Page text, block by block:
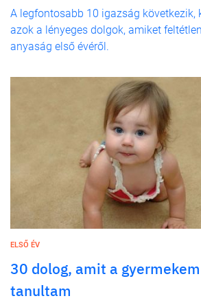
A legfontosabb 10 igazság következik,
azok a lényeges dolgok, amiket
anyaság első évéről.
ELSŐ ÉV
30 dolog, amit a
tanultam